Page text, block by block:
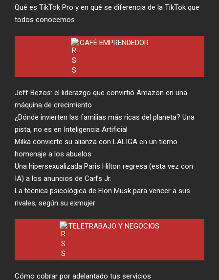
Qué es TikTok Pro y en qué se diferencia de la TikTok que
todos conocemos
CAFÉ EMPRENDEDOR
Jeff Bezos: el liderazgo que convirtió Amazon en una
máquina de crecimiento
¿Dónde invierten las familias más ricas del planeta? Una
pista, no es en Inteligencia Artificial
Milka convierte su alianza con LALIGA en un tierno
homenaje a los abuelos
Una hipersexualizada Paris Hilton regresa (esta vez con
IA) a los anuncios de Carl’s Jr.
La técnica psicológica de Elon Musk para vencer a sus
rivales, según su exmujer
TELETRABAJO Y NEGOCIOS
Cómo cobrar por adelantado tus servicios